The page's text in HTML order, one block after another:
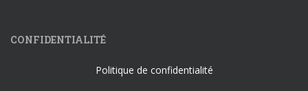
CONFIDENTIALITÉ
Politique de confidentialité